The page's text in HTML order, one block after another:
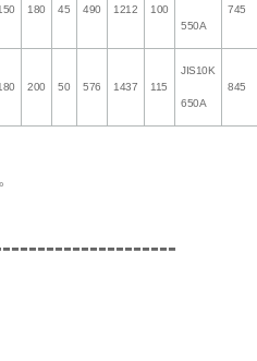
180 45 490 1212 100
550A
745
200 50 576 1437 115
JIS10K
650A
845